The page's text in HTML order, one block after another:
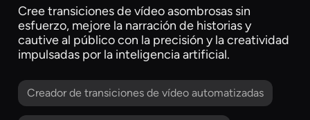
Cree transiciones de vídeo asombrosas sin
esfuerzo, mejore la narración de historias y
cautive al público con la precisión y la creatividad
impulsadas por la inteligencia artificial.
Creador de transiciones de vídeo automatizadas